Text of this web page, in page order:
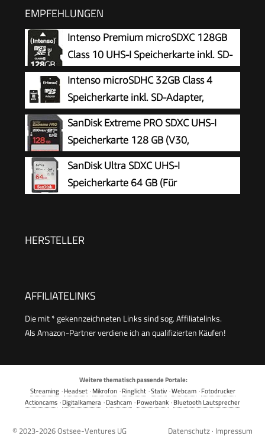
EMPFEHLUNGEN
Intenso Premium microSDXC 128GB
Class 10 UHS-I Speicherkarte inkl. SD-
Adapter (bis zu 90 MB/s), schwarz
Intenso microSDHC 32GB Class 4
Speicherkarte inkl. SD-Adapter,
schwarz
SanDisk Extreme PRO SDXC UHS-I
Speicherkarte 128 GB (V30,
Übertragungsgeschwindigkeit 200
MB/s, U3, 4K UHD Videos, SanDisk QuickFlow-
Technologie, temperaturbeständig)
SanDisk Ultra SDXC UHS-I
Speicherkarte 64 GB (Für
140 MB/s Lesegeschwindigkeit, 10 Jahre
HERSTELLER
AFFILIATELINKS
Die mit * gekennzeichneten Links sind sog. Affiliatelinks.
Als Amazon-Partner verdiene ich an qualifizierten Käufen!
Weitere thematisch passende Portale:
Streaming·Headset·Mikrofon·Ringlicht·Stativ·Webcam·Fotodrucker
Actioncams ·Digitalkamera ·Dashcam ·Powerbank ·Bluetooth Lautsprecher
© 2023-2026Ostsee-Ventures UG Datenschutz · Impressum